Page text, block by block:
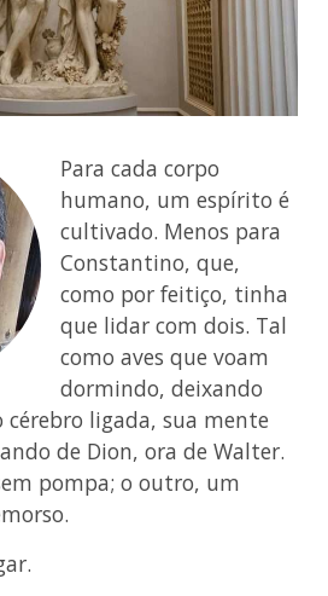
Para cada corpo
humano, um espírito é
cultivado. Menos para
Constantino, que,
como por feitiço, tinha
que lidar com dois. Tal
como aves que voam
dormindo, deixando
cérebro ligada, sua mente
de Dion, ora de Walter.
pompa; o outro, um